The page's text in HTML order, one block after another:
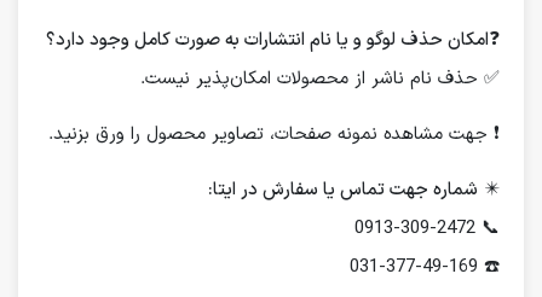
❓امکان حذف لوگو و یا نام انتشارات به صورت کامل وجود دارد؟
✅ حذف نام ناشر از محصولات امکان‌پذیر نیست.
❗️ جهت مشاهده نمونه صفحات، تصاویر محصول را ورق بزنید.
✴️ شماره جهت تماس یا سفارش در ایتا:
📞 0913-309-2472
☎️ 031-377-49-169